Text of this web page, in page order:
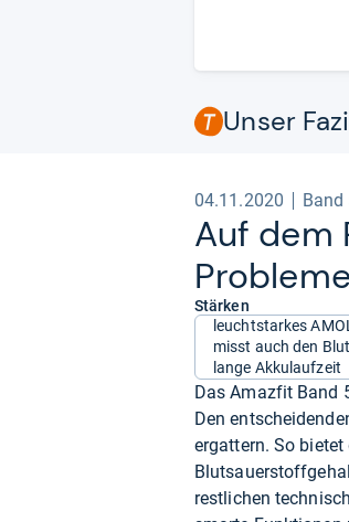
Unser
04.11.2020 Band
Auf dem
Stärken
leuchtstarkes
misst auch den
lange Akkulaufzeit
Das Amazfit Band
Den
ergattern. So
restlichen